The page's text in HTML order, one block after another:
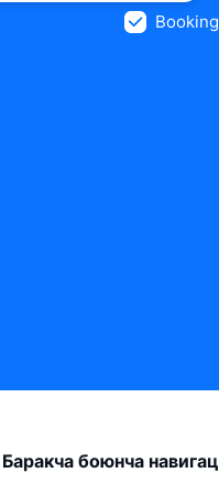
Баракча боюнча